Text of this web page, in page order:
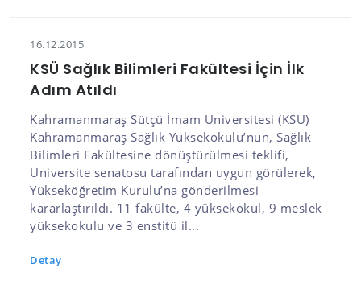
16.12.2015
KSÜ Sağlık Bilimleri Fakültesi İçin İlk
Adım Atıldı
Kahramanmaraş Sütçü İmam Üniversitesi (KSÜ)
Kahramanmaraş Sağlık Yüksekokulu’nun, Sağlık
Bilimleri Fakültesine dönüştürülmesi teklifi,
Üniversite senatosu tarafından uygun görülerek,
Yükseköğretim Kurulu’na gönderilmesi
kararlaştırıldı. 11 fakülte, 4 yüksekokul, 9 meslek
yüksekokulu ve 3 enstitü il...
Detay